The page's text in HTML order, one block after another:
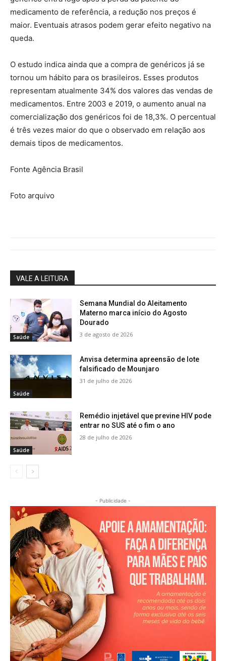
medicamento de referência, a redução nos preços é
maior. Eventuais atrasos podem gerar efeito negativo na
queda.
O estudo indica ainda que a compra de genéricos já se
tornou um hábito para os brasileiros. Esses produtos
representam atualmente 34% dos valores das vendas de
medicamentos. Entre 2003 e 2019, o aumento anual na
comercialização dos genéricos foi de 18,3%. O percentual
é três vezes maior do que o observado em relação aos
demais tipos de medicamentos.
Fonte Agência Brasil
Foto arquivo
VALE A LEITURA
Saúde
Semana Mundial do Aleitamento
Materno marca início do Agosto
Dourado
3 de agosto de 2026
Saúde
Anvisa determina apreensão de lote
falsificado de Mounjaro
31 de julho de 2026
Saúde
Remédio injetável que previne HIV pode
entrar no SUS até o fim o ano
28 de julho de 2026
- Publicidade -